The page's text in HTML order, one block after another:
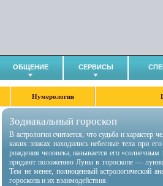
ОБЩЕНИЕ СЕРВИСЫ
Нумерология
Зодиакальный гороскоп
В астрологии считается, что судьба и характер
каких знаках находились небесные тела при
рождения человека, называется его
придают положению Луны в гороскопе —
Тем не менее, полноценный астрологический
гороскопа и их взаимодействия.